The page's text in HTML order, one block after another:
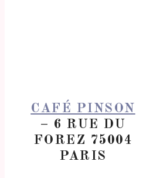
CAFÉ PINSON
– 6 RUE DU
FOREZ 75004
PARIS